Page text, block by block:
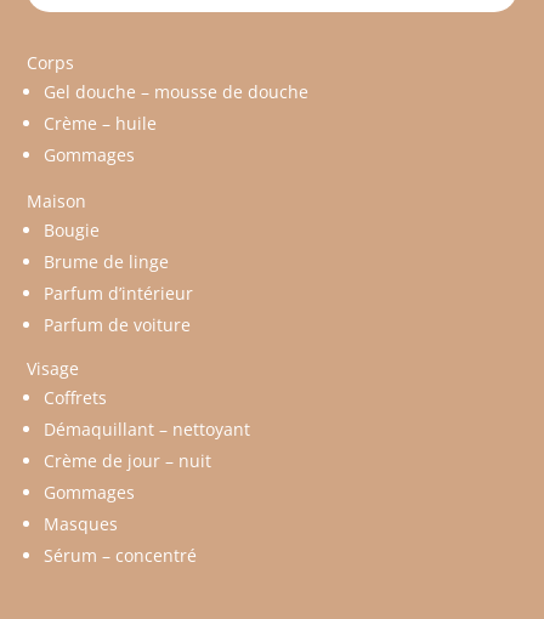
Corps
Gel douche – mousse de douche
Crème – huile
Gommages
Maison
Bougie
Brume de linge
Parfum d’intérieur
Parfum de voiture
Visage
Coffrets
Démaquillant – nettoyant
Crème de jour – nuit
Gommages
Masques
Sérum – concentré